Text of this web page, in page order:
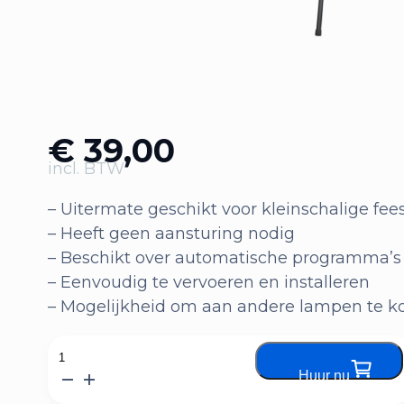
€ 39,00
incl. BTW
– Uitermate geschikt voor kleinschalige
– Heeft geen aansturing nodig
– Beschikt over automatische programma’s
– Eenvoudig te vervoeren en installeren
– Mogelijkheid om aan andere lampen te
Lichtset
Huur nu